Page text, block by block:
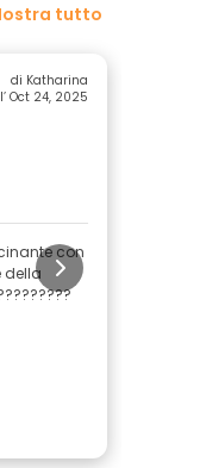
tutto
di Katharina
Oct 24, 2025
con
della